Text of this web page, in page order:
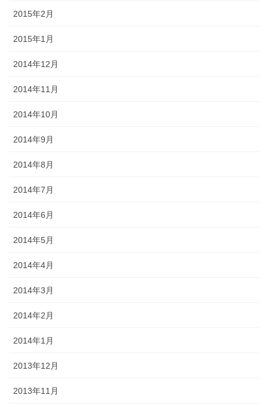
2015年2月
2015年1月
2014年12月
2014年11月
2014年10月
2014年9月
2014年8月
2014年7月
2014年6月
2014年5月
2014年4月
2014年3月
2014年2月
2014年1月
2013年12月
2013年11月